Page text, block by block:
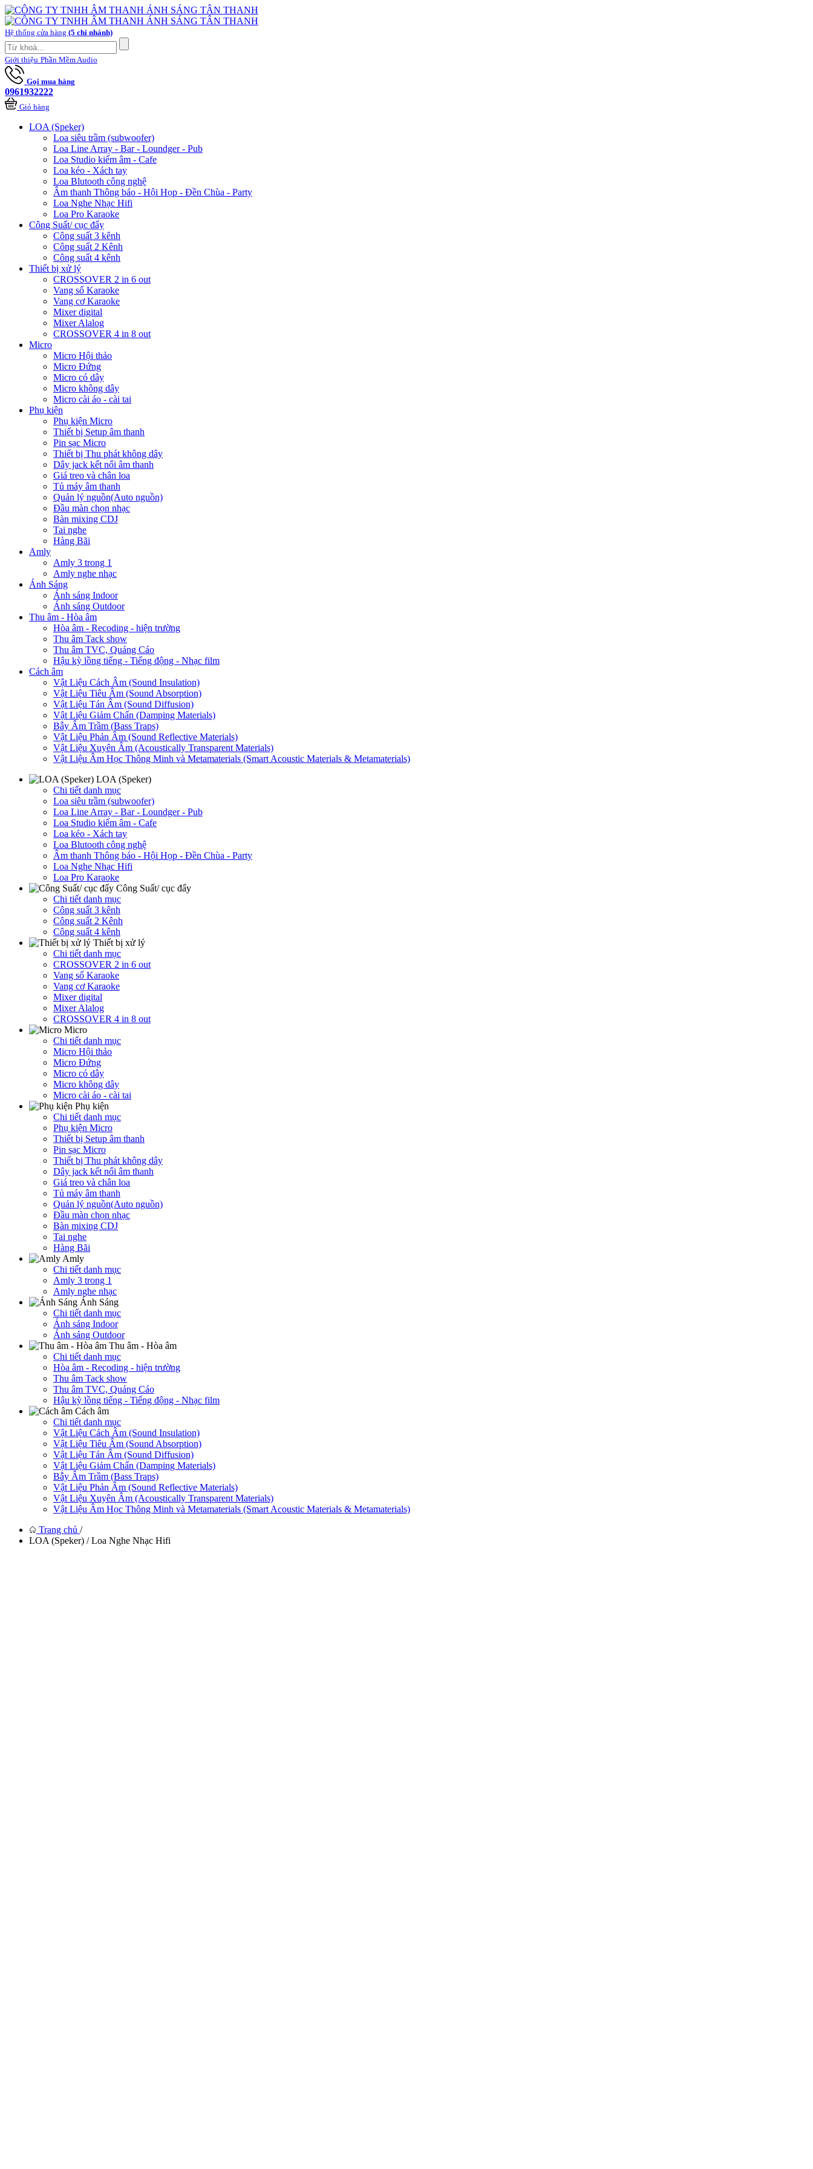
Hệ thống cửa hàng (5 chi nhánh)
Giới thiệu Phần Mềm Audio
Gọi mua hàng
0961932222
Giỏ hàng
LOA (Speker)
Loa siêu trầm (subwoofer)
Loa Line Array - Bar - Loundger - Pub
Loa Studio kiểm âm - Cafe
Loa kéo - Xách tay
Loa Blutooth công nghệ
Âm thanh Thông báo - Hội Họp - Đền Chùa - Party
Loa Nghe Nhạc Hifi
Loa Pro Karaoke
Công Suất/ cục đẩy
Công suất 3 kênh
Công suất 2 Kênh
Công suất 4 kênh
Thiết bị xử lý
CROSSOVER 2 in 6 out
Vang số Karaoke
Vang cơ Karaoke
Mixer digital
Mixer Alalog
CROSSOVER 4 in 8 out
Micro
Micro Hội thảo
Micro Đứng
Micro có dây
Micro không dây
Micro cài áo - cài tai
Phụ kiện
Phụ kiện Micro
Thiết bị Setup âm thanh
Pin sạc Micro
Thiết bị Thu phát không dây
Dây jack kết nối âm thanh
Giá treo và chân loa
Tủ máy âm thanh
Quản lý nguồn(Auto nguồn)
Đầu màn chọn nhạc
Bàn mixing CDJ
Tai nghe
Hàng Bãi
Amly
Amly 3 trong 1
Amly nghe nhạc
Ánh Sáng
Ánh sáng Indoor
Ánh sáng Outdoor
Thu âm - Hòa âm
Hòa âm - Recoding - hiện trường
Thu âm Tack show
Thu âm TVC, Quảng Cáo
Hậu kỳ lồng tiếng - Tiếng động - Nhạc film
Cách âm
Vật Liệu Cách Âm (Sound Insulation)
Vật Liệu Tiêu Âm (Sound Absorption)
Vật Liệu Tán Âm (Sound Diffusion)
Vật Liệu Giảm Chấn (Damping Materials)
Bẫy Âm Trầm (Bass Traps)
Vật Liệu Phản Âm (Sound Reflective Materials)
Vật Liệu Xuyên Âm (Acoustically Transparent Materials)
Vật Liệu Âm Học Thông Minh và Metamaterials (Smart Acoustic Materials & Metamaterials)
LOA (Speker)
Chi tiết danh mục
Loa siêu trầm (subwoofer)
Loa Line Array - Bar - Loundger - Pub
Loa Studio kiểm âm - Cafe
Loa kéo - Xách tay
Loa Blutooth công nghệ
Âm thanh Thông báo - Hội Họp - Đền Chùa - Party
Loa Nghe Nhạc Hifi
Loa Pro Karaoke
Công Suất/ cục đẩy
Chi tiết danh mục
Công suất 3 kênh
Công suất 2 Kênh
Công suất 4 kênh
Thiết bị xử lý
Chi tiết danh mục
CROSSOVER 2 in 6 out
Vang số Karaoke
Vang cơ Karaoke
Mixer digital
Mixer Alalog
CROSSOVER 4 in 8 out
Micro
Chi tiết danh mục
Micro Hội thảo
Micro Đứng
Micro có dây
Micro không dây
Micro cài áo - cài tai
Phụ kiện
Chi tiết danh mục
Phụ kiện Micro
Thiết bị Setup âm thanh
Pin sạc Micro
Thiết bị Thu phát không dây
Dây jack kết nối âm thanh
Giá treo và chân loa
Tủ máy âm thanh
Quản lý nguồn(Auto nguồn)
Đầu màn chọn nhạc
Bàn mixing CDJ
Tai nghe
Hàng Bãi
Amly
Chi tiết danh mục
Amly 3 trong 1
Amly nghe nhạc
Ánh Sáng
Chi tiết danh mục
Ánh sáng Indoor
Ánh sáng Outdoor
Thu âm - Hòa âm
Chi tiết danh mục
Hòa âm - Recoding - hiện trường
Thu âm Tack show
Thu âm TVC, Quảng Cáo
Hậu kỳ lồng tiếng - Tiếng động - Nhạc film
Cách âm
Chi tiết danh mục
Vật Liệu Cách Âm (Sound Insulation)
Vật Liệu Tiêu Âm (Sound Absorption)
Vật Liệu Tán Âm (Sound Diffusion)
Vật Liệu Giảm Chấn (Damping Materials)
Bẫy Âm Trầm (Bass Traps)
Vật Liệu Phản Âm (Sound Reflective Materials)
Vật Liệu Xuyên Âm (Acoustically Transparent Materials)
Vật Liệu Âm Học Thông Minh và Metamaterials (Smart Acoustic Materials & Metamaterials)
Trang chủ /
LOA (Speker) / Loa Nghe Nhạc Hifi